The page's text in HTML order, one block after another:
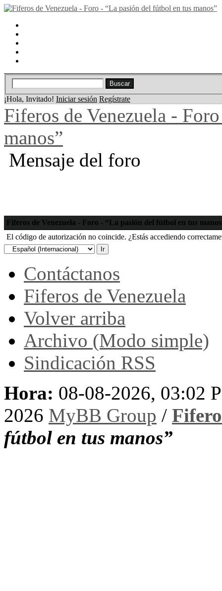
¡Hola, Invitado! Iniciar sesión Regístrate
Fiferos de Venezuela -
manos”
Mensaje del foro
Fiferos de Venezuela - Foro - “La pasión del fútbol en tus
El código de autorización no coincide. ¿Estás accediendo
Contáctanos
Fiferos de Venezuela
Volver arriba
Archivo (Modo simple)
Sindicación RSS
Hora: 08-08-2026, 03:02
2026 MyBB Group /
fútbol en tus manos”